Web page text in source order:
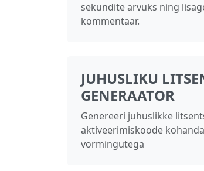
sekundite arvuks ning
kommentaar.
JUHUSLIKU
GENERAATOR
Genereeri juhuslikke
aktiveerimiskoode
vormingutega